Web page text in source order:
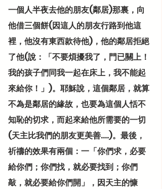
一個人半夜去他的朋友(鄰居)那裏，向
他借三個餅(因這人的朋友行路到他這
裡，他沒有東西款待他)，他的鄰居拒絕
了他(說：「不要煩擾我了，門已關上！
我的孩子們同我一起在床上，我不能起
來給你！」)。耶穌說，這個鄰居，就算
不為是鄰居的緣故，也要為這個人恬不
知恥的切求，而起來給他所需要的一切
(天主比我們的朋友更美善….)。最後，
祈禱的效果有兩個：一「你們求，必要
給你們；你們找，就必要找到；你們
敲，就必要給你們開」，因天主的慷